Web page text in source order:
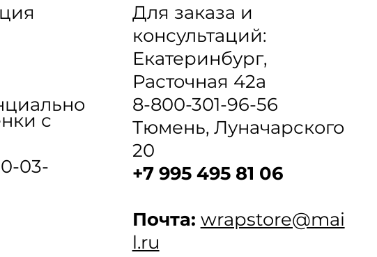
с
03-
Для заказа и
консультаций:
Екатеринбург,
Расточная 42а
8-800-301-96-56
Тюмень, Луначарского
20
+7 995 495 81 06
Почта: wrapstore@mai
l.ru